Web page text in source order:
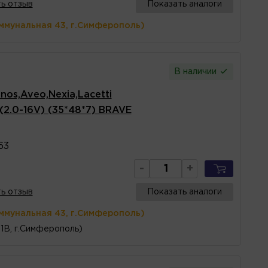
отзыв Показать аналоги
43, г.Симферополь)
В наличии
16V) (35*48*7) BRAVE
- +
отзыв Показать аналоги
43, г.Симферополь)
г.Симферополь)